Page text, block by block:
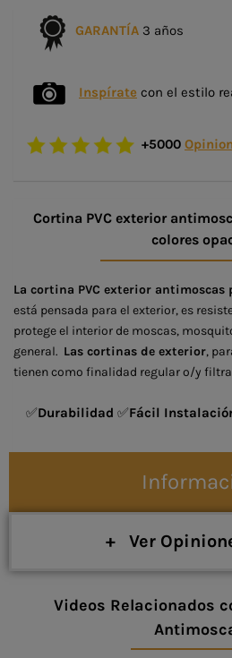
GARANTÍA 3 años
Inspírate con el estilo
+5000
Cortina PVC exterior
colores
La cortina PVC exterior
está pensada para el exterior, es
protege el interior de moscas,
general. Las cortinas de exterior,
tienen como finalidad regular o/y
✅Durabilidad ✅Fácil
+ Ver
Videos Relacionados